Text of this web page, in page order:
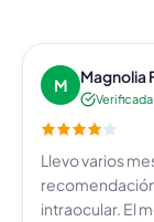
M Magnolia
Verificada
Llevo varios
intraocular. El